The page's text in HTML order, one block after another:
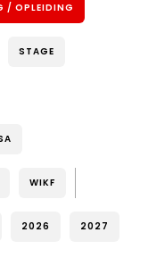
/ OPLEIDING
STAGE
WIKF
2026 2027